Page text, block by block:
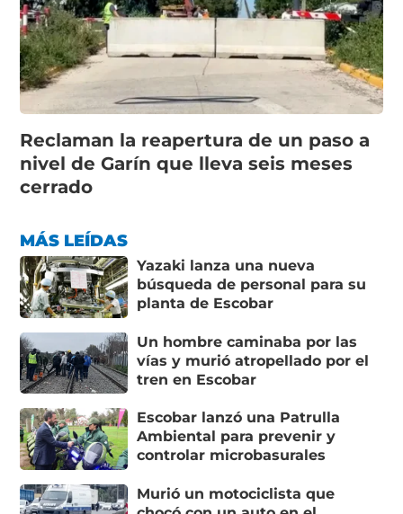
Reclaman la reapertura de un paso a
nivel de Garín que lleva seis meses
cerrado
MÁS LEÍDAS
Yazaki lanza una nueva
búsqueda de personal para su
planta de Escobar
Un hombre caminaba por las
vías y murió atropellado por el
tren en Escobar
Escobar lanzó una Patrulla
Ambiental para prevenir y
controlar microbasurales
Murió un motociclista que